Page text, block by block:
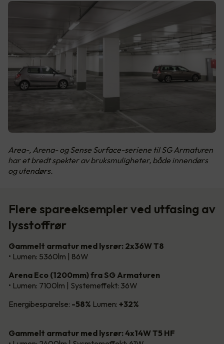
Area-, Arena- og Sense Surface-seriene til SG Armaturen
har et bredt spekter av bruksmuligheter, både innendørs
og utendørs.
Flere spareeksempler ved utfasing av
lysstoffrør
Gammelt armatur med lysrør: 2x36W T8
• Lumen: 5360lm | 86W
Arena Eco (1200mm) fra SG Armaturen
• Lumen: 7100lm | Systemeffekt: 36W
Energibesparelse: -58% Lumen: +32%
Gammelt armatur med lysrør: 4x14W T5 HF